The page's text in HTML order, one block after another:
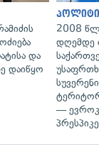
და
დაიწყო
2008
დღემდე
—